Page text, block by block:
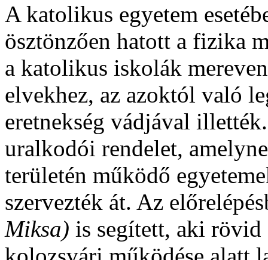
A katolikus egyetem
ösztönzően hatott a fizika
a katolikus iskolák
elvekhez, az azoktól való
eretnekség vádjával
uralkodói rendelet,
területén működő
szervezték át. Az
Miksa) is segített, aki